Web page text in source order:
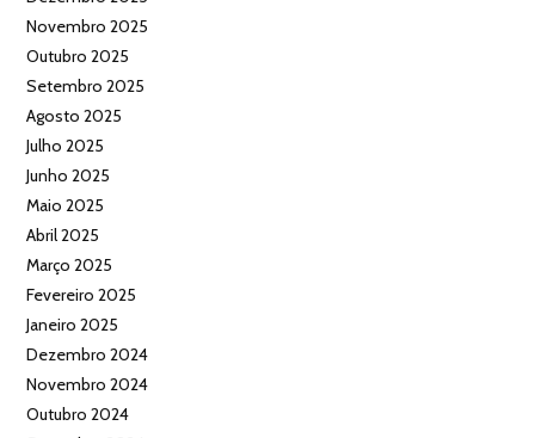
Novembro 2025
Outubro 2025
Setembro 2025
Agosto 2025
Julho 2025
Junho 2025
Maio 2025
Abril 2025
Março 2025
Fevereiro 2025
Janeiro 2025
Dezembro 2024
Novembro 2024
Outubro 2024